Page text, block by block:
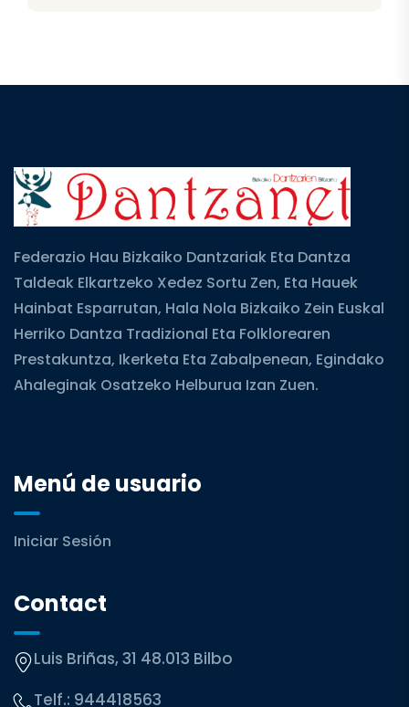
Federazio Hau Bizkaiko Dantzariak Eta Dantza
Taldeak Elkartzeko Xedez Sortu Zen, Eta Hauek
Hainbat Esparrutan, Hala Nola Bizkaiko Zein Euskal
Herriko Dantza Tradizional Eta Folklorearen
Prestakuntza, Ikerketa Eta Zabalpenean, Egindako
Ahaleginak Osatzeko Helburua Izan Zuen.
Menú de usuario
Iniciar Sesión
Contact
Luis Briñas, 31 48.013 Bilbo
Telf.: 944418563